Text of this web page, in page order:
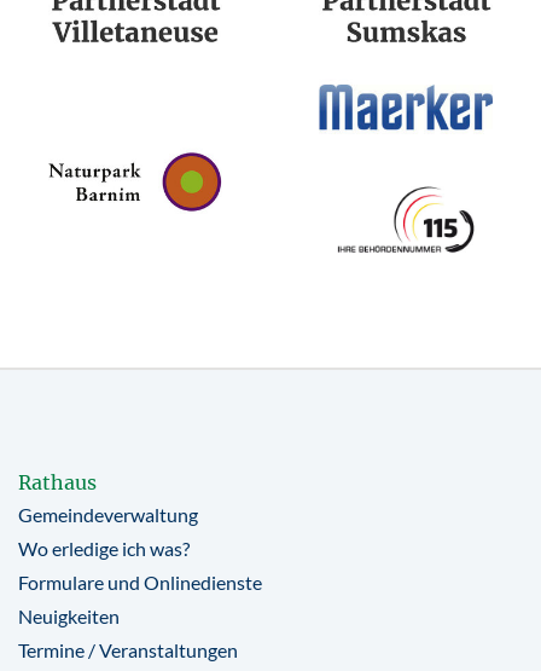
Rathaus
Gemeindeverwaltung
Wo erledige ich was?
Formulare und Onlinedienste
Neuigkeiten
Termine / Veranstaltungen